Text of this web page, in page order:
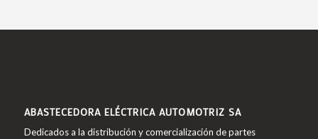
ABASTECEDORA ELÉCTRICA AUTOMOTRIZ SA
Dedicados a la distribución y comercialización de partes